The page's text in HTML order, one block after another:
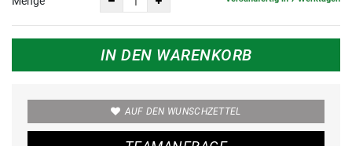
IN DEN WARENKORB
AUF DEN WUNSCHZETTEL